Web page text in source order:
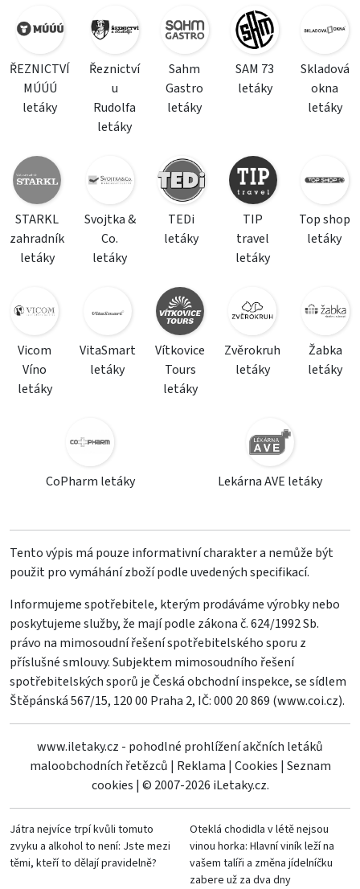
ŘEZNICTVÍ
MÚÚÚ
letáky
Řeznictví
u
Rudolfa
letáky
Sahm
Gastro
letáky
SAM 73
letáky
Skladová
okna
letáky
STARKL
zahradník
letáky
Svojtka &
Co.
letáky
TEDi
letáky
TIP
travel
letáky
Top shop
letáky
Vicom
Víno
letáky
VitaSmart
letáky
Vítkovice
Tours
letáky
Zvěrokruh
letáky
Žabka
letáky
CoPharm letáky Lekárna AVE letáky
Tento výpis má pouze informativní charakter a nemůže být
použit pro vymáhání zboží podle uvedených specifikací.
Informujeme spotřebitele, kterým prodáváme výrobky nebo
poskytujeme služby, že mají podle zákona č. 624/1992 Sb.
právo na mimosoudní řešení spotřebitelského sporu z
příslušné smlouvy. Subjektem mimosoudního řešení
spotřebitelských sporů je Česká obchodní inspekce, se sídlem
Štěpánská 567/15, 120 00 Praha 2, IČ: 000 20 869 (www.coi.cz).
www.iletaky.cz - pohodlné prohlížení akčních letáků
maloobchodních řetězců | Reklama | Cookies | Seznam
cookies | © 2007-2026 iLetaky.cz.
Játra nejvíce trpí kvůli tomuto
zvyku a alkohol to není: Jste mezi
těmi, kteří to dělají pravidelně?
Oteklá chodidla v létě nejsou
vinou horka: Hlavní viník leží na
vašem talíři a změna jídelníčku
zabere už za dva dny